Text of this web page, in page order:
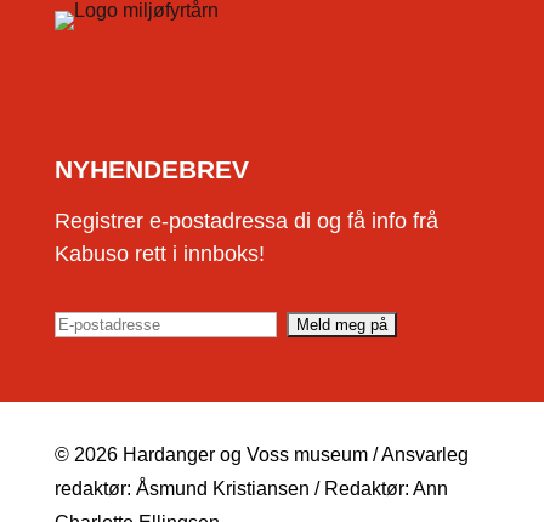
NYHENDEBREV
Registrer e-postadressa di og få info frå
Kabuso rett i innboks!
© 2026 Hardanger og Voss museum / Ansvarleg
redaktør: Åsmund Kristiansen / Redaktør: Ann